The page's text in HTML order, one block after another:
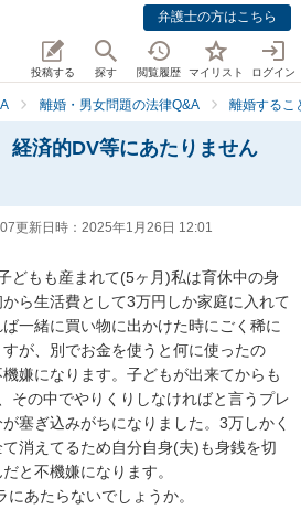
弁護士の方はこちら
投稿する 探す 閲覧履歴 マイリスト ログイン
離婚・男女問題の法律Q&A 離婚するこ
経済的DV等にあたりません
更新日時： 2025年1月26日 12:01
どもも産まれて(5ヶ月)私は育休中の身
ら生活費として3万円しか家庭に入れて
一緒に買い物に出かけた時にごく稀に
が、別でお金を使うと何に使ったの
嫌になります。子どもが出来てからも
その中でやりくりしなければと言うプレ
塞ぎ込みがちになりました。3万しかく
消えてるため自分自身(夫)も身銭を切
と不機嫌になります。
あたらないでしょうか。